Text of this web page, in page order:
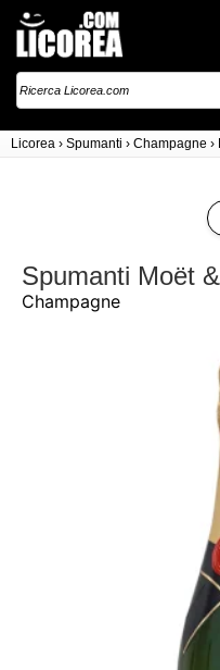
Licorea › Spumanti › Champagne ›
Spumanti Moët
Champagne